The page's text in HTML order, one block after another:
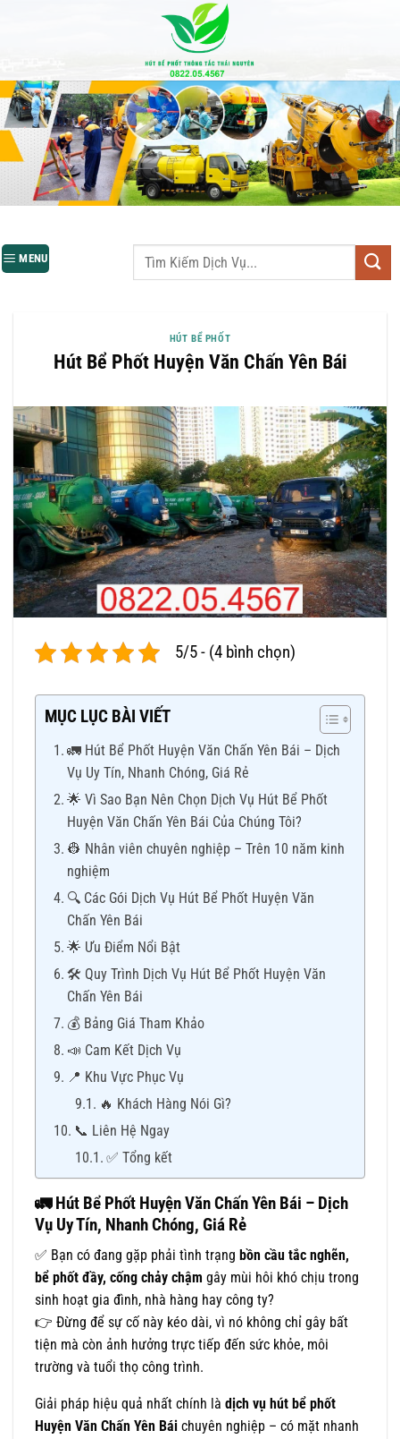
dung
MENU
HÚT BỂ PHỐT
Hút Bể Phốt Huyện Văn Chấn Yên Bái
5/5 - (4 bình chọn)
MỤC LỤC BÀI VIẾT
🚛 Hút Bể Phốt Huyện Văn Chấn Yên Bái – Dịch
Vụ Uy Tín, Nhanh Chóng, Giá Rẻ
🌟 Vì Sao Bạn Nên Chọn Dịch Vụ Hút Bể Phốt
Huyện Văn Chấn Yên Bái Của Chúng Tôi?
👷 Nhân viên chuyên nghiệp – Trên 10 năm kinh
nghiệm
🔍 Các Gói Dịch Vụ Hút Bể Phốt Huyện Văn
Chấn Yên Bái
🌟 Ưu Điểm Nổi Bật
🛠 Quy Trình Dịch Vụ Hút Bể Phốt Huyện Văn
Chấn Yên Bái
💰 Bảng Giá Tham Khảo
📣 Cam Kết Dịch Vụ
📍 Khu Vực Phục Vụ
🔥 Khách Hàng Nói Gì?
📞 Liên Hệ Ngay
✅ Tổng kết
🚛Hút Bể Phốt Huyện Văn Chấn Yên Bái – Dịch
Vụ Uy Tín, Nhanh Chóng, Giá Rẻ
✅ Bạn có đang gặp phải tình trạng bồn cầu tắc nghẽn,
bể phốt đầy, cống chảy chậm gây mùi hôi khó chịu trong
sinh hoạt gia đình, nhà hàng hay công ty?
👉 Đừng để sự cố này kéo dài, vì nó không chỉ gây bất
tiện mà còn ảnh hưởng trực tiếp đến sức khỏe, môi
trường và tuổi thọ công trình.
Giải pháp hiệu quả nhất chính là dịch vụ hút bể phốt
Huyện Văn Chấn Yên Bái chuyên nghiệp – có mặt nhanh